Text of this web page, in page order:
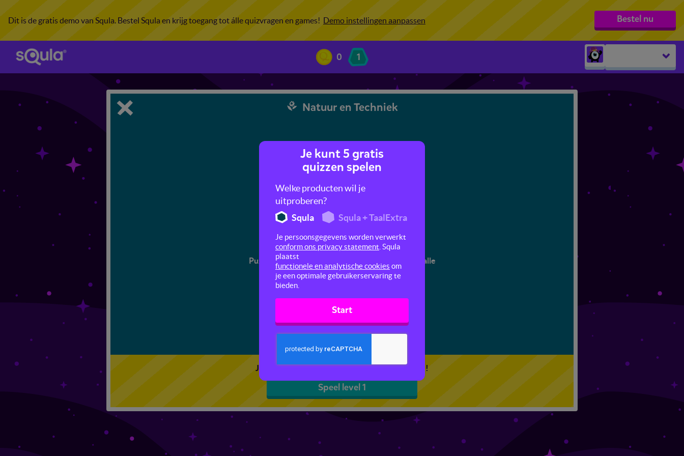
Dit is de gratis demo van Squla. Bestel Squla en krijg toegang tot álle quizvragen en games! Demo instellingen aanpassen Bestel nu
0 1
groep 1
groep 4
groep 5
Natuur en Techniek
Puzzel erop los in deze koude Bibberquiz! Zie je alle
verschillen? En spreek je een beetje Engels?
Je kunt 5 gratis quizzen spelen. Speel de eerste!
Speel level 1
Je kunt 5 gratis
quizzen spelen
Welke producten wil je
uitproberen?
Squla
Squla + TaalExtra
Je persoonsgegevens worden verwerkt
conform ons privacy statement . Squla
plaatst
functionele en analytische cookies om
je een optimale gebruikerservaring te
bieden.
Start